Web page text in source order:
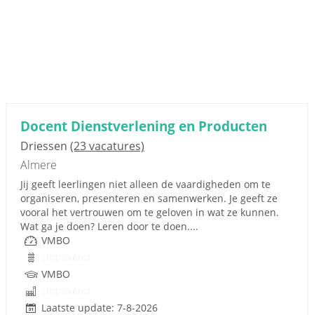
Docent Dienstverlening en Producten
Driessen (23 vacatures)
Almere
Jij geeft leerlingen niet alleen de vaardigheden om te
organiseren, presenteren en samenwerken. Je geeft ze
vooral het vertrouwen om te geloven in wat ze kunnen.
Wat ga je doen? Leren door te doen....
VMBO
VMBO
Laatste update: 7-8-2026